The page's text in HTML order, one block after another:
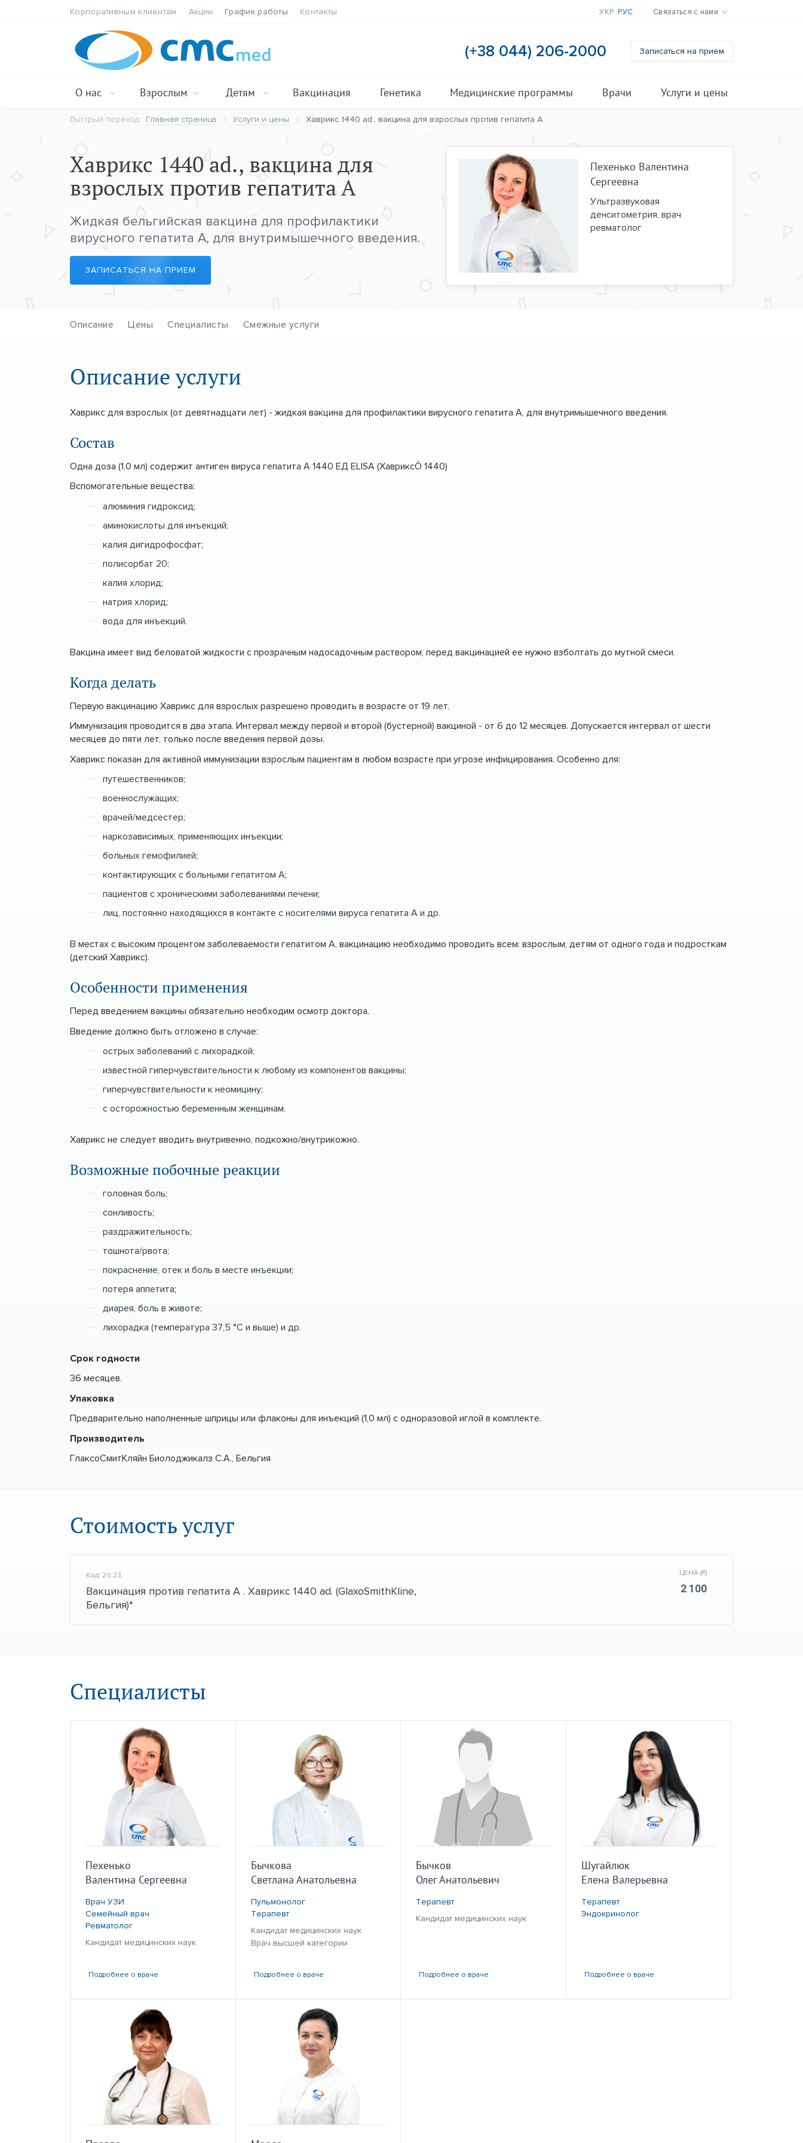
Корпоративным клиентам Акции График работы Контакты УКР РУС Связаться с нами
(+38 044) 206-2000 Записаться на прием
О нас Взрослым Детям Вакцинация Генетика Медицинские программы Врачи Услуги и цены
Быстрый переход: Главная страница Услуги и цены Хаврикс 1440 ad., вакцина для взрослых против гепатита А
Пехенько Валентина
Сергеевна
Ультразвуковая
денситометрия, врач
ревматолог
Хаврикс 1440 ad., вакцина для
взрослых против гепатита А
Жидкая бельгийская вакцина для профилактики
вирусного гепатита А, для внутримышечного введения.
ЗАПИСАТЬСЯ НА ПРИЕМ
Описание Цены Специалисты Смежные услуги
Описание услуги
Хаврикс для взрослых (от девятнадцати лет) - жидкая вакцина для профилактики вирусного гепатита А, для внутримышечного введения.
Состав
Одна доза (1,0 мл) содержит антиген вируса гепатита А 1440 ЕД ELISA (ХавриксÔ 1440)
Вспомогательные вещества:
алюминия гидроксид;
аминокислоты для инъекций;
калия дигидрофосфат;
полисорбат 20;
калия хлорид;
натрия хлорид;
вода для инъекций.
Вакцина имеет вид беловатой жидкости с прозрачным надосадочным раствором, перед вакцинацией ее нужно взболтать до мутной смеси.
Когда делать
Первую вакцинацию Хаврикс для взрослых разрешено проводить в возрасте от 19 лет.
Иммунизация проводится в два этапа. Интервал между первой и второй (бустерной) вакциной - от 6 до 12 месяцев. Допускается интервал от шести
месяцев до пяти лет, только после введения первой дозы.
Хаврикс показан для активной иммунизации взрослым пациентам в любом возрасте при угрозе инфицирования. Особенно для:
путешественников;
военнослужащих;
врачей/медсестер;
наркозависимых, применяющих инъекции;
больных гемофилией;
контактирующих с больными гепатитом А;
пациентов с хроническими заболеваниями печени;
лиц, постоянно находящихся в контакте с носителями вируса гепатита А и др.
В местах с высоким процентом заболеваемости гепатитом А, вакцинацию необходимо проводить всем: взрослым, детям от одного года и подросткам
(детский Хаврикс).
Особенности применения
Перед введением вакцины обязательно необходим осмотр доктора.
Введение должно быть отложено в случае:
острых заболеваний с лихорадкой;
известной гиперчувствительности к любому из компонентов вакцины;
гиперчувствительности к неомицину;
с осторожностью беременным женщинам.
Хаврикс не следует вводить внутривенно, подкожно/внутрикожно.
Возможные побочные реакции
головная боль;
сонливость;
раздражительность;
тошнота/рвота;
покраснение, отек и боль в месте инъекции;
потеря аппетита;
диарея, боль в животе;
лихорадка (температура 37,5 °С и выше) и др.
Срок годности
36 месяцев.
Упаковка
Предварительно наполненные шприцы или флаконы для инъекций (1,0 мл) с одноразовой иглой в комплекте.
Производитель
ГлаксоСмитКляйн Биолоджикалз С.А., Бельгия
Стоимость услуг
Код: 20.23.
Вакцинация против гепатита А . Хаврикс 1440 ad. (GlaxoSmithKline,
Бельгия)*
ЦЕНА (₴)
2 100
Специалисты
Пехенько
Валентина Сергеевна
Врач УЗИ
Семейный врач
Ревматолог
Кандидат медицинских наук
Подробнее о враче
Бычкова
Светлана Анатольевна
Пульмонолог
Терапевт
Кандидат медицинских наук
Врач высшей категории
Подробнее о враче
Бычков
Олег Анатольевич
Терапевт
Кандидат медицинских наук
Подробнее о враче
Шугайлюк
Елена Валерьевна
Терапевт
Эндокринолог
Подробнее о враче